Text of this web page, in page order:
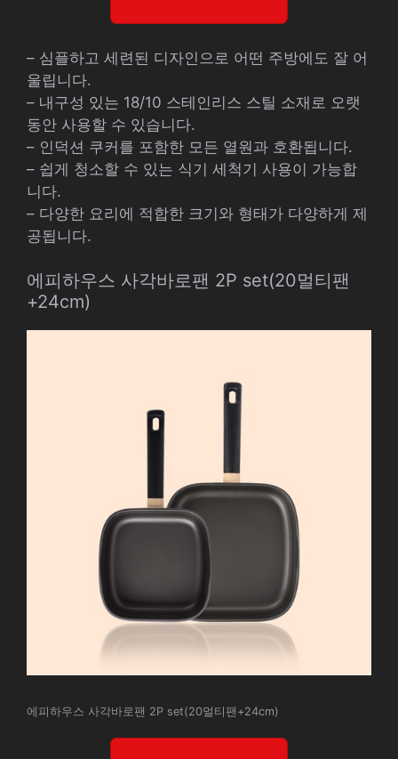
– 심플하고 세련된 디자인으로 어떤 주방에도 잘 어
울립니다.
– 내구성 있는 18/10 스테인리스 스틸 소재로 오랫
동안 사용할 수 있습니다.
– 인덕션 쿠커를 포함한 모든 열원과 호환됩니다.
– 쉽게 청소할 수 있는 식기 세척기 사용이 가능합
니다.
– 다양한 요리에 적합한 크기와 형태가 다양하게 제
공됩니다.
에피하우스 사각바로팬 2P set(20멀티팬
+24cm)
에피하우스 사각바로팬 2P set(20멀티팬+24cm)